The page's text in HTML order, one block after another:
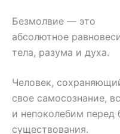
Безмолвие — это
абсолютное
тела, разума и духа.
Человек,
свое самосознание,
и непоколебим перед
существования.